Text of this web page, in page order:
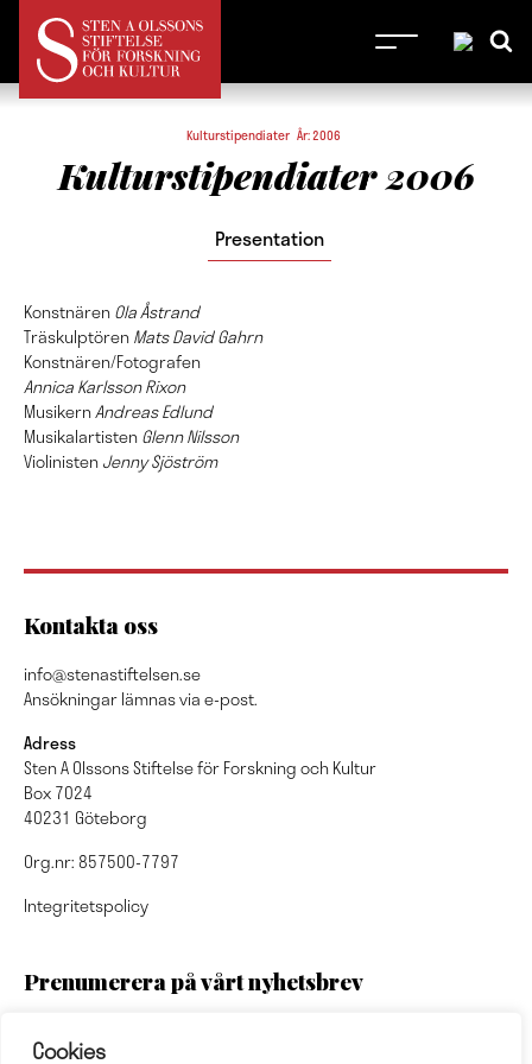
Cookies
Kulturstipendiater År: 2006
Kulturstipendiater 2006
Presentation
KonstnärenOla Åstrand
TräskulptörenMats David Gahrn
Konstnären/Fotografen
Annica Karlsson Rixon
MusikernAndreas Edlund
MusikalartistenGlenn Nilsson
ViolinistenJenny Sjöström
Kontakta oss
info@stenastiftelsen.se
Ansökningar lämnas via e-post.
Adress
Sten A Olssons Stiftelse för Forskning och Kultur
Box 7024
40231 Göteborg
Org.nr: 857500-7797
Integritetspolicy
Prenumerera på vårt nyhetsbrev